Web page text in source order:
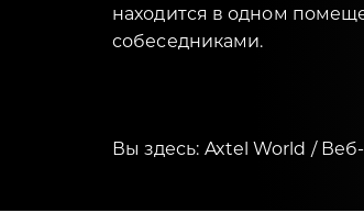
находится в одном
собеседниками.
Вы здесь: Axtel World